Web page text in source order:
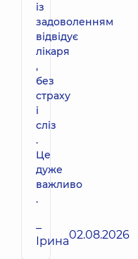
із
задоволенням
відвідує
лікаря
,
без
страху
і
сліз
.
Це
дуже
важливо
.
–
Ірина02.08.2026